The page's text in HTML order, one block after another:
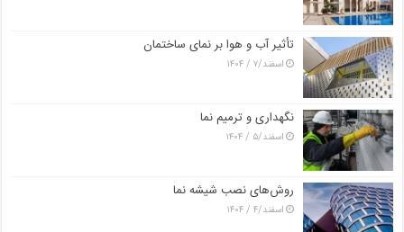
تأثیر آب و هوا بر نمای ساختمان
اسفند/۷ / ۱۴۰۴
نگهداری و ترمیم نما
اسفند/۵ / ۱۴۰۴
روش‌های نصب شیشه نما
اسفند/۴ / ۱۴۰۴